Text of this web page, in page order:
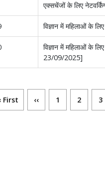
एक्सचेंजों के लिए
विज्ञान में महिलाओं के
विज्ञान में महिलाओं के
23/09/2025]
page
First Previous page
‹‹ पृष्ठ
1 पृष्ठ
2 पृष्ठ
3